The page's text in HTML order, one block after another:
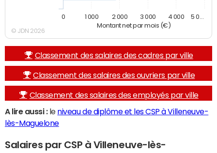
Montant net par mois (€)
0 1 000 2 000 3 000 4 000 5 0…
© JDN 2026
Classement des salaires des cadres par ville
Classement des salaires des ouvriers par ville
Classement des salaires des employés par ville
A lire aussi :le niveau de diplôme et les CSP à Villeneuve-
lès-Maguelone
Salaires par CSP à Villeneuve-lès-